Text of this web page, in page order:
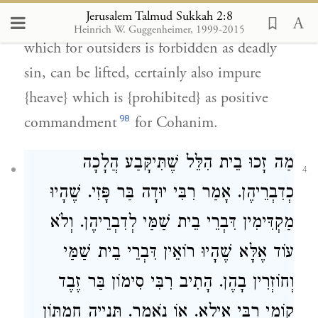
Jerusalem Talmud Sukkah 2:8
Heinrich W. Guggenheimer, 1999-2015
Rebbi Hoshaia stated: Since pure {heave},
which for outsiders is forbidden as deadly
sin, can be lifted, certainly also impure
{heave} which is {prohibited} as positive
commandment98 for Cohanim.
4 מַה זָכוּ בֵית הִלֵּל שֶׁתִּיקָּבַע הֲלָכָה
כְדִבְרֵיהֶן. אָמַר רִבִּי יוּדָה בַּר פָּזִי. שֶׁהָיוּ
מַקְדִּימִין דִּבְרֵי בֵית שַׁמַּי לְדִבְרֵיהֶן. וְלֹא
עוֹד אֶלָּא שֶׁהָיוּ רוֹאֵין דִּבְרֵי בֵית שַׁמַּי
וְחוֹזְרִין בָהֶן. הָתִיב רִבִּי סִימוֹן בַּר זֶבֶד